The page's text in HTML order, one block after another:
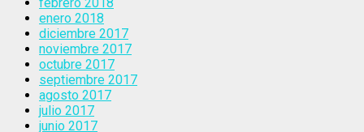
enero 2018
diciembre 2017
noviembre 2017
octubre 2017
septiembre 2017
agosto 2017
julio 2017
junio 2017